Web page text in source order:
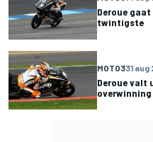
Deroue
twintigste
MOTO331 aug
Deroue valt
overwinning